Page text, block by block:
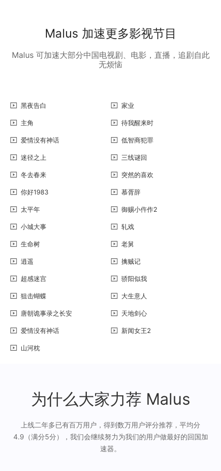
Malus 加速更多影视节目
Malus 可加速大部分中国电视剧、电影，直播，追剧自此
无烦恼
黑夜告白 家业
主角 待我醒来时
爱情没有神话 低智商犯罪
迷径之上 三线谜回
冬去春来 突然的喜欢
你好1983 慕胥辞
太平年 御赐小仵作2
小城大事 轧戏
生命树 老舅
逍遥 擒贼记
超感迷宫 骄阳似我
狙击蝴蝶 大生意人
唐朝诡事录之长安 天地剑心
爱情没有神话 新闻女王2
山河枕
为什么大家力荐 Malus
上线二年多已有百万用户，得到数万用户评分推荐，平均分
4.9（满分5分），我们会继续努力为我们的用户做最好的回国加
速器。